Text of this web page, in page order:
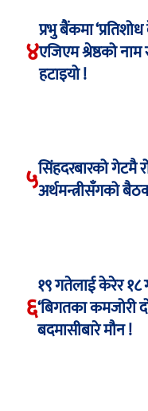
४
प्रभु बैंकमा
एजिएम श्रेष्ठको
हटाइयो !
५सिंहदरबारको गेटमै
अर्थमन्त्रीसँगको
६
१९ गतेलाई केरेर
‘बिगतका कमजोरी
बदमासीबारे मौन !